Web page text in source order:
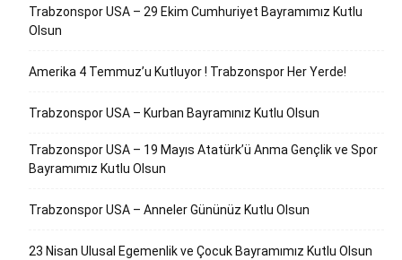
Trabzonspor USA – 29 Ekim Cumhuriyet Bayramımız Kutlu
Olsun
Amerika 4 Temmuz’u Kutluyor ! Trabzonspor Her Yerde!
Trabzonspor USA – Kurban Bayramınız Kutlu Olsun
Trabzonspor USA – 19 Mayıs Atatürk’ü Anma Gençlik ve Spor
Bayramımız Kutlu Olsun
Trabzonspor USA – Anneler Gününüz Kutlu Olsun
23 Nisan Ulusal Egemenlik ve Çocuk Bayramımız Kutlu Olsun